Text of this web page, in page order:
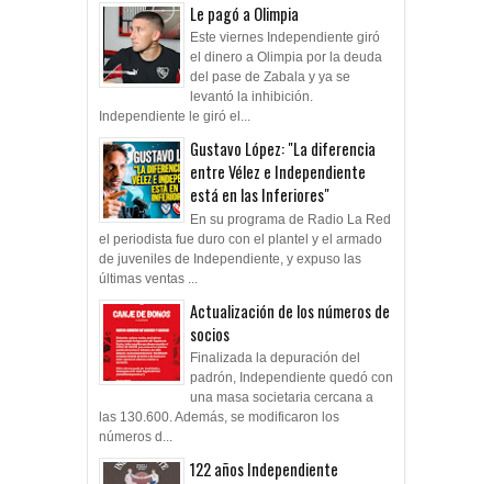
Le pagó a Olimpia
Este viernes Independiente giró
el dinero a Olimpia por la deuda
del pase de Zabala y ya se
levantó la inhibición.
Independiente le giró el...
Gustavo López: "La diferencia
entre Vélez e Independiente
está en las Inferiores"
En su programa de Radio La Red
el periodista fue duro con el plantel y el armado
de juveniles de Independiente, y expuso las
últimas ventas ...
Actualización de los números de
socios
Finalizada la depuración del
padrón, Independiente quedó con
una masa societaria cercana a
las 130.600. Además, se modificaron los
números d...
122 años Independiente